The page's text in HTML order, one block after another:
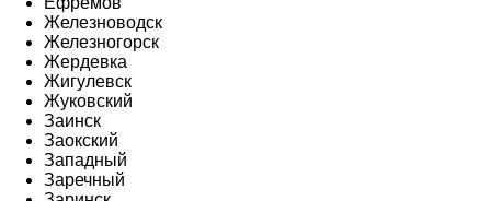
Железноводск
Железногорск
Жердевка
Жигулевск
Жуковский
Заинск
Заокский
Западный
Заречный